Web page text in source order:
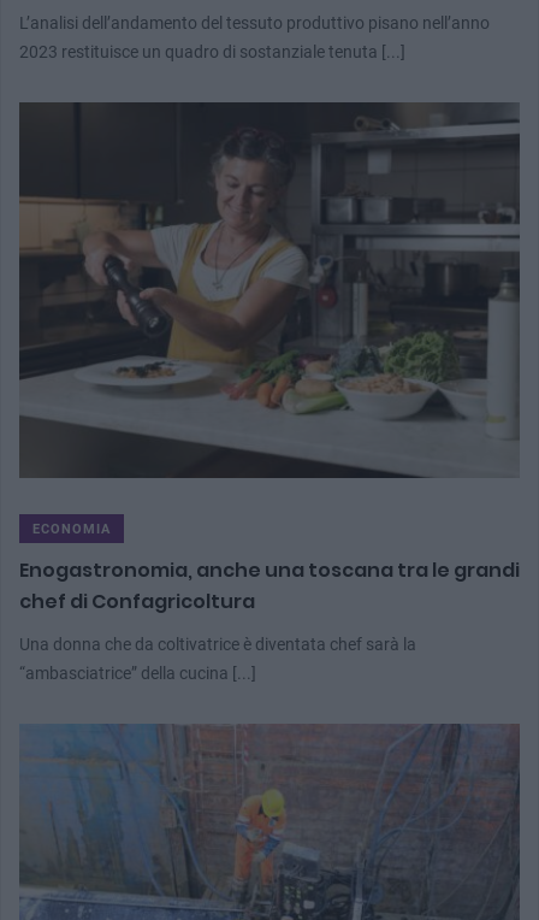
L’analisi dell’andamento del tessuto produttivo pisano nell’anno
2023 restituisce un quadro di sostanziale tenuta [...]
ECONOMIA
Enogastronomia, anche una toscana tra le grandi
chef di Confagricoltura
Una donna che da coltivatrice è diventata chef sarà la
“ambasciatrice” della cucina [...]